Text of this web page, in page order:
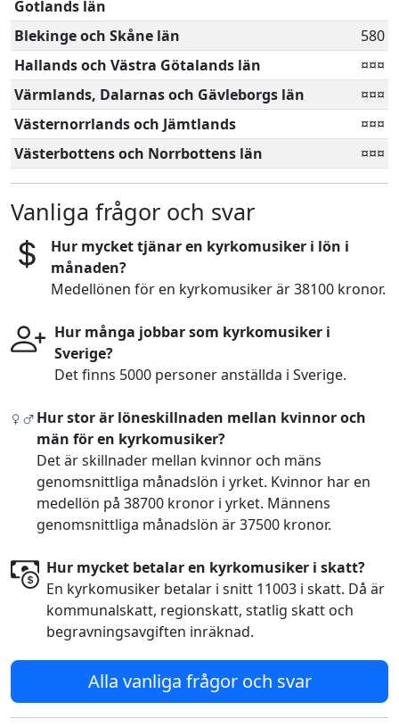
Gotlands län
Blekinge och Skåne län
580
Hallands och Västra Götalands län
¤¤¤
Värmlands, Dalarnas och Gävleborgs län
¤¤¤
Västernorrlands och Jämtlands
¤¤¤
Västerbottens och Norrbottens län
¤¤¤
Vanliga frågor och svar
Hur mycket tjänar en kyrkomusiker i lön i
månaden?
Medellönen för en kyrkomusiker är 38100 kronor.
Hur många jobbar som kyrkomusiker i
Sverige?
Det finns 5000 personer anställda i Sverige.
Hur stor är löneskillnaden mellan kvinnor och
män för en kyrkomusiker?
Det är skillnader mellan kvinnor och mäns
genomsnittliga månadslön i yrket. Kvinnor har en
medellön på 38700 kronor i yrket. Männens
genomsnittliga månadslön är 37500 kronor.
Hur mycket betalar en kyrkomusiker i skatt?
En kyrkomusiker betalar i snitt 11003 i skatt. Då är
kommunalskatt, regionskatt, statlig skatt och
begravningsavgiften inräknad.
Alla vanliga frågor och svar